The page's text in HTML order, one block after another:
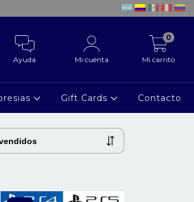
Ayuda Mi cuenta Mi carrito
0
Gift Cards Contacto